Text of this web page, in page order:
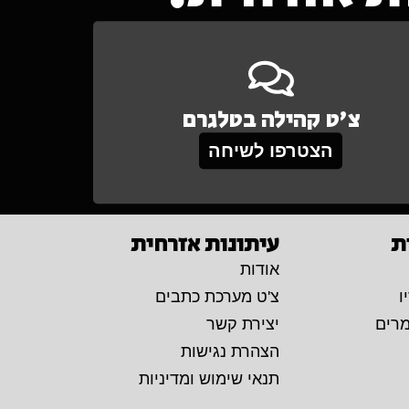
צ'ט קהילה בטלגרם
הצטרפו לשיחה
עיתונות אזרחית
אודות
צ'ט מערכת כתבים
יצירת קשר
הצהרת נגישות
תנאי שימוש ומדיניות